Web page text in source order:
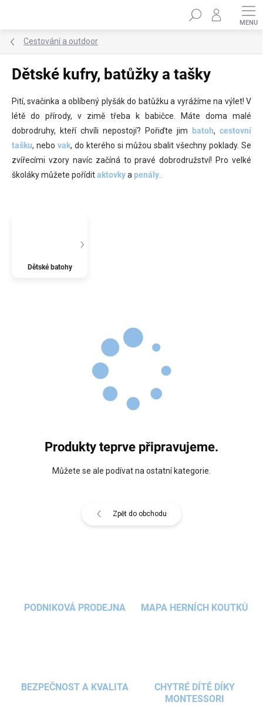
Hledat
Cestování a outdoor
Dětské kufry, batůžky a tašky
Pití, svačinka a oblíbený plyšák do batůžku a vyrážíme na výlet! V
létě do přírody, v zimě třeba k babičce. Máte doma malé
dobrodruhy, kteří chvíli nepostojí? Pořiďte jim
batoh, cestovní
tašku, nebo vak, do kterého si můžou sbalit všechny poklady. Se
zvířecími vzory navíc začíná to pravé dobrodružství! Pro velké
školáky můžete poříditaktovkya penály
Dětské batohy
Produkty teprve připravujeme.
Můžete se ale podívat na ostatní kategorie.
Zpět do obchodu
PODNIKOVÁ PRODEJNA MAPA HERNÍCH KOUTKŮ
BEZPEČNOST A KVALITA
CHYTRÉ DÍTĚ DÍKY
MONTESSORI